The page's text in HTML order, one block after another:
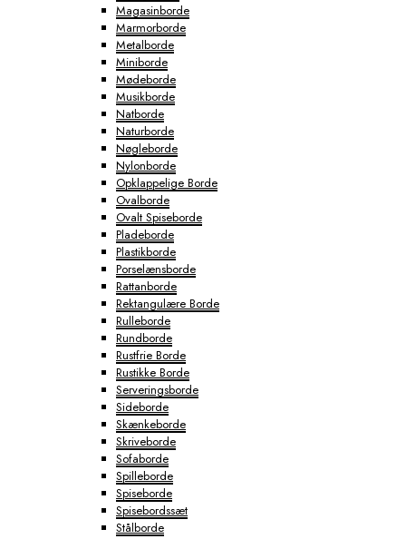
Magasinborde
Marmorborde
Metalborde
Miniborde
Mødeborde
Musikborde
Natborde
Naturborde
Nøgleborde
Nylonborde
Opklappelige Borde
Ovalborde
Ovalt Spiseborde
Pladeborde
Plastikborde
Porselænsborde
Rattanborde
Rektangulære Borde
Rulleborde
Rundborde
Rustfrie Borde
Rustikke Borde
Serveringsborde
Sideborde
Skænkeborde
Skriveborde
Sofaborde
Spilleborde
Spiseborde
Spisebordssæt
Stålborde